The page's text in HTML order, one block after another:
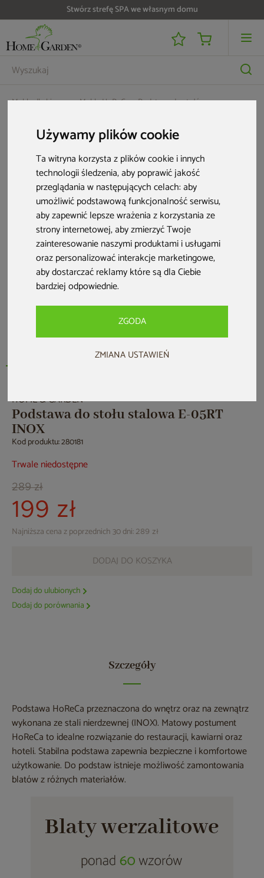
Używamy plików cookie
Ta witryna korzysta z plików cookie i innych
technologii śledzenia, aby poprawić jakość
przeglądania w następujących celach:aby
umożliwić podstawową funkcjonalność serwisu,
aby zapewnić lepsze wrażenia z korzystania ze
strony internetowej,aby zmierzyć Twoje
zainteresowanie naszymi produktami i usługami
oraz personalizować interakcje marketingowe,
aby dostarczać reklamy które są dla Ciebie
bardziej odpowiednie.
ZGODA
ZMIANA USTAWIEŃ
Stwórz strefę SPA we własnym domu
Meble dla biznesu Meble HoReCa
Podstawy do stołów
HOME & GARDEN
Podstawa do stołu stalowa E-05RT
INOX
Kod produktu: 280181
Trwale niedostępne
289 zł
199 zł
Najniższa cena z poprzednich 30 dni: 289 zł
DODAJ DO KOSZYKA
Dodaj do ulubionych
Dodaj do porównania
Szczegóły
Podstawa HoReCa przeznaczona do wnętrz oraz na zewnątrz
wykonana ze stali nierdzewnej (INOX). Matowy postument
HoReCa to idealne rozwiązanie do restauracji, kawiarni oraz
hoteli. Stabilna podstawa zapewnia bezpieczne i komfortowe
użytkowanie. Do podstaw istnieje możliwość zamontowania
blatów z różnych materiałów.